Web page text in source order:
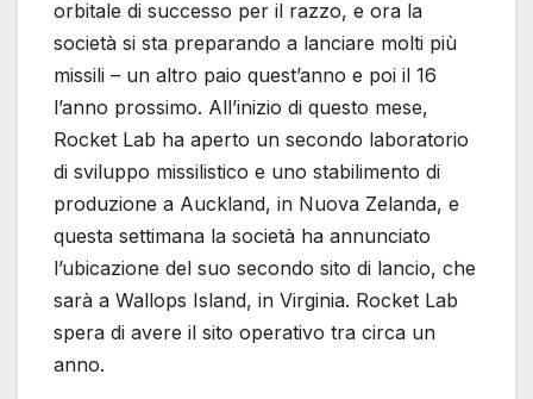
orbitale di successo per il razzo, e ora la
società si sta preparando a lanciare molti più
missili – un altro paio quest’anno e poi il 16
l’anno prossimo. All’inizio di questo mese,
Rocket Lab ha aperto un secondo laboratorio
di sviluppo missilistico e uno stabilimento di
produzione a Auckland, in Nuova Zelanda, e
questa settimana la società ha annunciato
l’ubicazione del suo secondo sito di lancio, che
sarà a Wallops Island, in Virginia. Rocket Lab
spera di avere il sito operativo tra circa un
anno.